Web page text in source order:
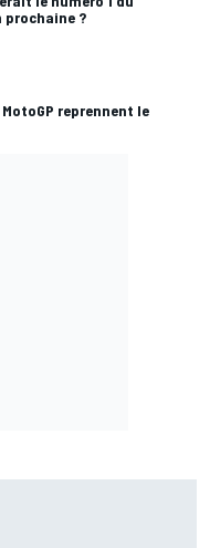
prochaine ?
reprennent le